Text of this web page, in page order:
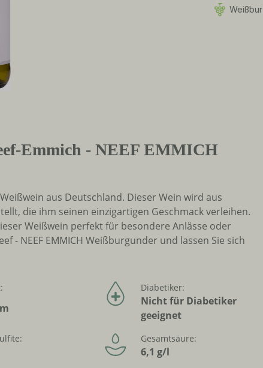
Emmich - NEEF EMMICH
aus Deutschland. Dieser Wein wird aus
die ihm seinen einzigartigen Geschmack verleihen.
Weißwein perfekt für besondere Anlässe oder
- NEEF EMMICH Weißburgunder und lassen Sie sich
Diabetiker:
Nicht für Diabetiker
geeignet
Gesamtsäure:
6,1 g/l